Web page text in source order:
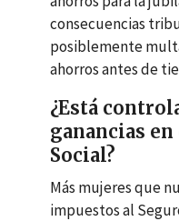
consecuencias
posiblemente
ahorros antes de
¿Está
ganancias
Social?
Más mujeres que
impuestos al